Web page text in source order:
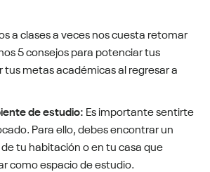
a clases a veces nos cuesta retomar
5 consejos para potenciar tus
tus metas académicas al regresar a
de estudio: Es importante sentirte
Para ello, debes encontrar un
tu habitación o en tu casa que
como espacio de estudio.